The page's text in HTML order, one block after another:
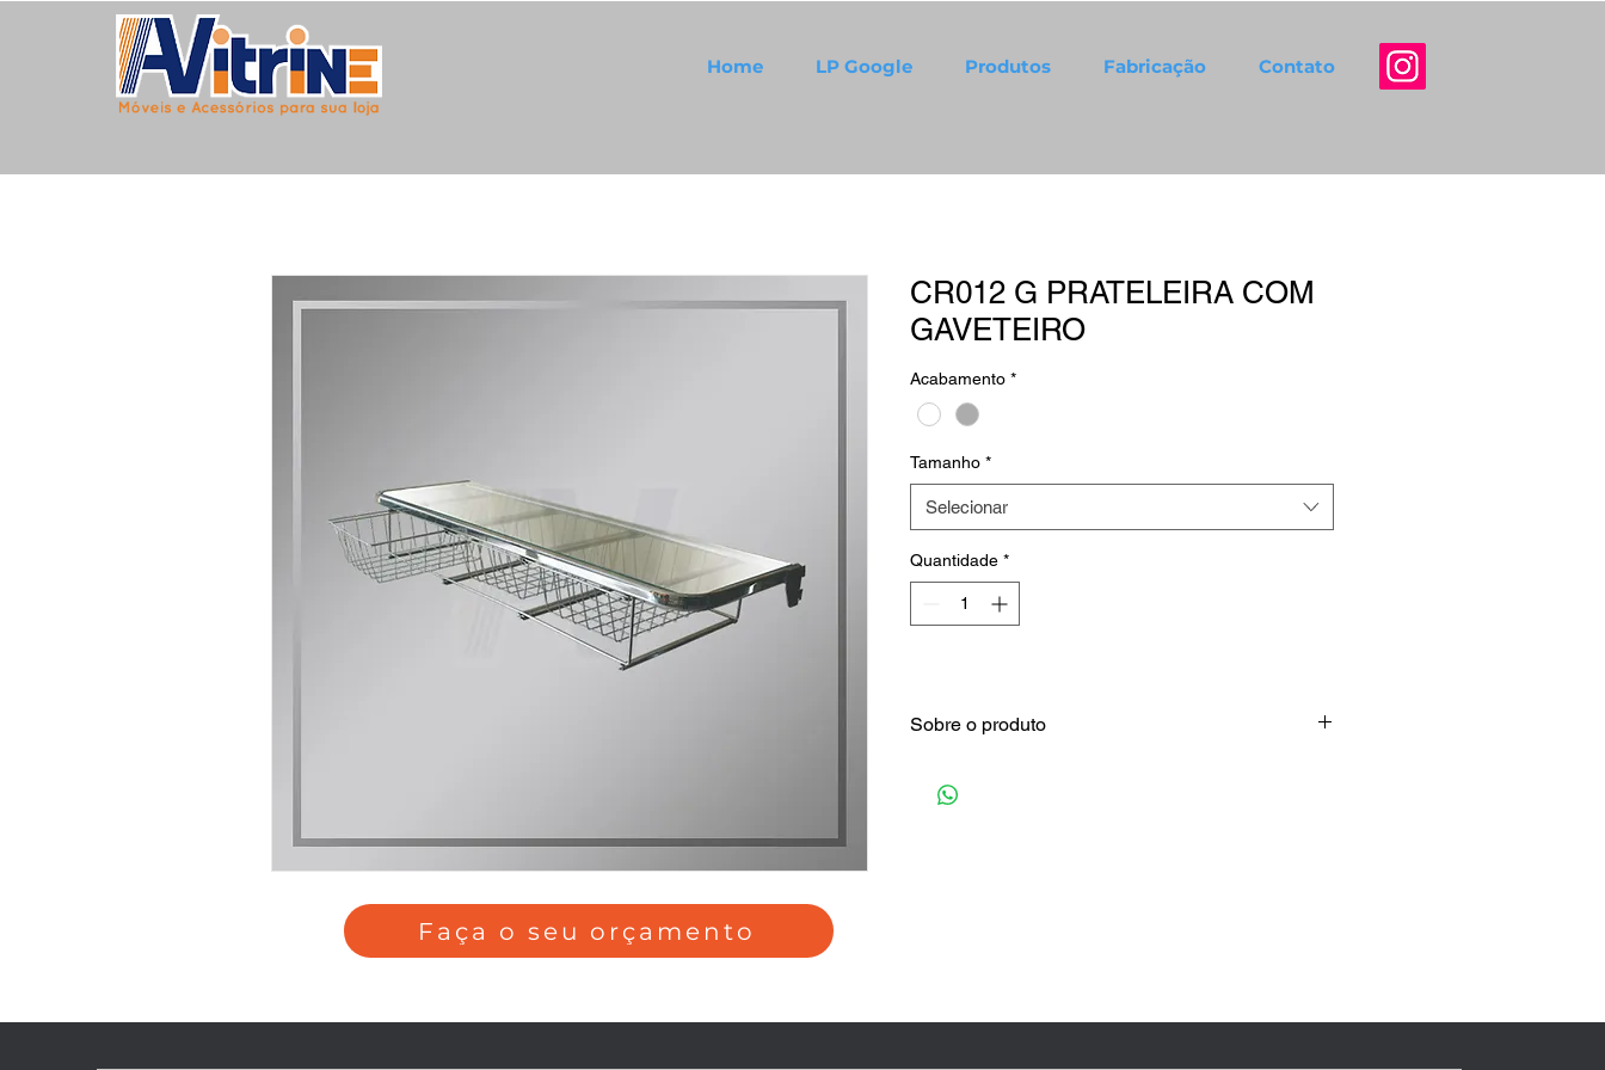
Home LP Google Produtos Fabricação Contato
CR012 G PRATELEIRA COM
GAVETEIRO
Acabamento *
Tamanho *
Selecionar
Quantidade *
Sobre o produto
Faça o seu orçamento